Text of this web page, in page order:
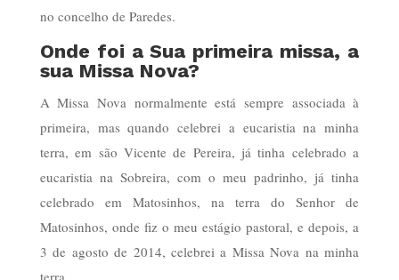
no concelho de Paredes.
Onde foi a Sua primeira missa, a
sua Missa Nova?
A Missa Nova normalmente está sempre associada à
primeira, mas quando celebrei a eucaristia na minha
terra, em são Vicente de Pereira, já tinha celebrado a
eucaristia na Sobreira, com o meu padrinho, já tinha
celebrado em Matosinhos, na terra do Senhor de
Matosinhos, onde fiz o meu estágio pastoral, e depois, a
3 de agosto de 2014, celebrei a Missa Nova na minha